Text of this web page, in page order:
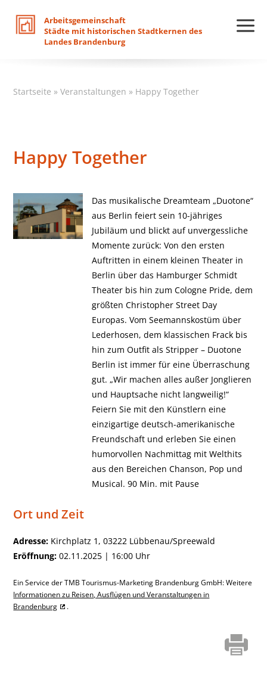
Arbeitsgemeinschaft
Städte mit historischen Stadtkernen des
Landes Brandenburg
Startseite »Veranstaltungen » Happy Together
Happy Together
Das musikalische Dreamteam „Duotone“
aus Berlin feiert sein 10-jähriges
Jubiläum und blickt auf unvergessliche
Momente zurück: Von den ersten
Auftritten in einem kleinen Theater in
Berlin über das Hamburger Schmidt
Theater bis hin zum Cologne Pride, dem
größten Christopher Street Day
Europas. Vom Seemannskostüm über
Lederhosen, dem klassischen Frack bis
hin zum Outfit als Stripper – Duotone
Berlin ist immer für eine Überraschung
gut. „Wir machen alles außer Jonglieren
und Hauptsache nicht langweilig!“
Feiern Sie mit den Künstlern eine
einzigartige deutsch-amerikanische
Freundschaft und erleben Sie einen
humorvollen Nachmittag mit Welthits
aus den Bereichen Chanson, Pop und
Musical. 90 Min. mit Pause
Ort und Zeit
Adresse: Kirchplatz 1, 03222 Lübbenau/Spreewald
Eröffnung: 02.11.2025 | 16:00 Uhr
Ein Service der TMB Tourismus-Marketing Brandenburg GmbH: Weitere
Informationen zu Reisen, Ausflügen und Veranstaltungen in
Brandenburg
.